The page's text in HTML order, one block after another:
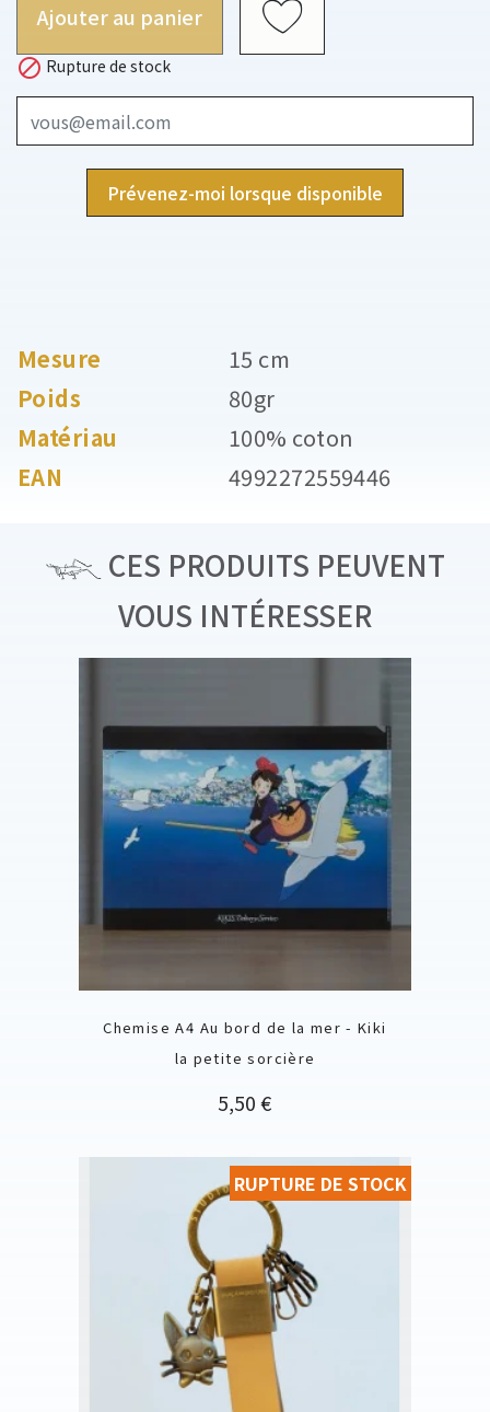
Ajouter au panier
 Rupture de stock
Prévenez-moi lorsque disponible
Mesure
15 cm
Poids
80gr
Matériau
100% coton
EAN
4992272559446
CES PRODUITS PEUVENT
VOUS INTÉRESSER
Chemise A4 Au bord de la mer - Kiki
la petite sorcière
Prix
5,50 €
RUPTURE DE STOCK